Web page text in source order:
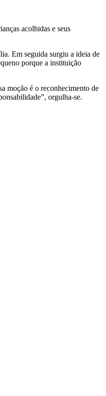
acolhidas e seus
Em seguida surgiu a ideia de
porque a instituição
moção é o reconhecimento de
orgulha-se.